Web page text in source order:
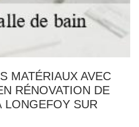
MATÉRIAUX AVEC
RÉNOVATION DE
LONGEFOY SUR